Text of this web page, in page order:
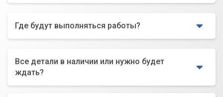
Где будут выполняться работы?
Все детали в наличии или нужно будет
ждать?